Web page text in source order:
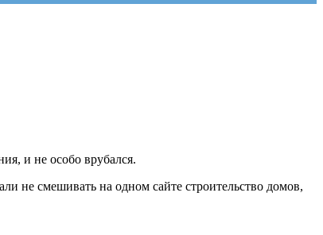
и не особо врубался.
не смешивать на одном сайте строительство домов,